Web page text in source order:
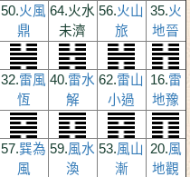
50.火風
鼎
64.火水
未濟
56.火山
旅
35.火
地晉
32.雷風
恆
40.雷水
解
62.雷山
小過
16.雷
地豫
57.巽為
風
59.風水
渙
53.風山
漸
20.風
地觀